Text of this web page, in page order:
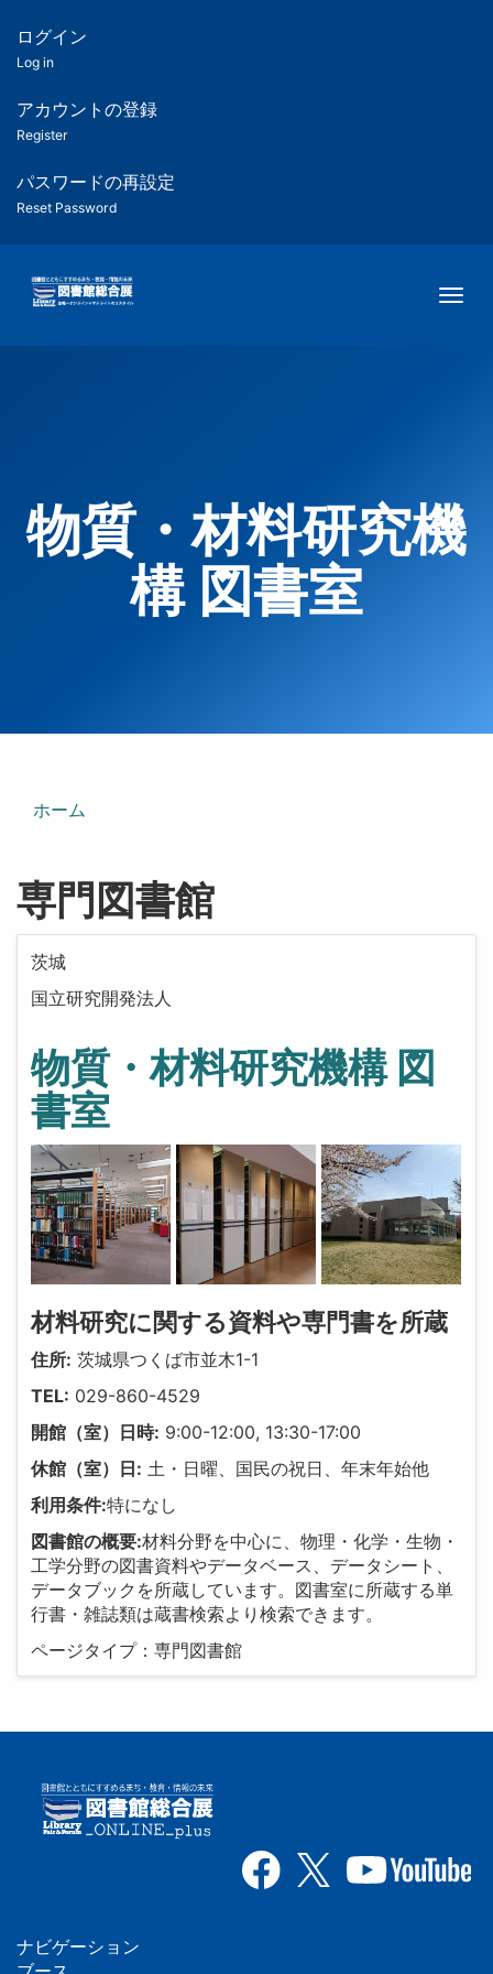
ツ
匿
名
ユ
ー
ー
用
メ
ログイン
Log in
アカウントの登録
Register
パスワードの再設定
Reset Password
物質・材料研究機
構 図書室
ホーム
専門図書館
茨城
国立研究開発法人
物質・材料研究機構 図
書室
材料研究に関する資料や専門書を所蔵
住所: 茨城県つくば市並木1-1
TEL: 029-860-4529
開館（室）日時: 9:00-12:00, 13:30-17:00
休館（室）日: 土・日曜、国民の祝日、年末年始他
利用条件:特になし
図書館の概要:材料分野を中心に、物理・化学・生物・
工学分野の図書資料やデータベース、データシート、
データブックを所蔵しています。図書室に所蔵する単
行書・雑誌類は蔵書検索より検索できます。
ページタイプ：専門図書館
ナビゲーション